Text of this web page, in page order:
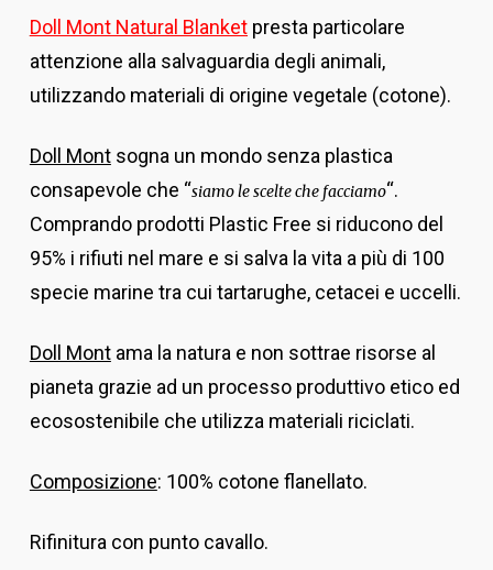
Doll Mont Natural Blanketpresta particolare
attenzione alla salvaguardia degli animali,
utilizzando materiali di origine vegetale (cotone).
Doll Montsogna un mondo senza plastica
consapevole che “siamo le scelte che facciamo“.
Comprando prodotti Plastic Free si riducono del
95% i rifiuti nel mare e si salva la vita a più di 100
specie marine tra cui tartarughe, cetacei e uccelli.
Doll Montama la natura e non sottrae risorse al
pianeta grazie ad un processo produttivo etico ed
ecosostenibile che utilizza materiali riciclati.
Composizione: 100% cotone flanellato.
Rifinitura con punto cavallo.